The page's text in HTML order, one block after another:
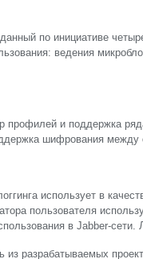
по инициативе
ведения
профилей и поддержка
шифрования между
использует в
пользователя
в Jabber-сети.
из разрабатываемых